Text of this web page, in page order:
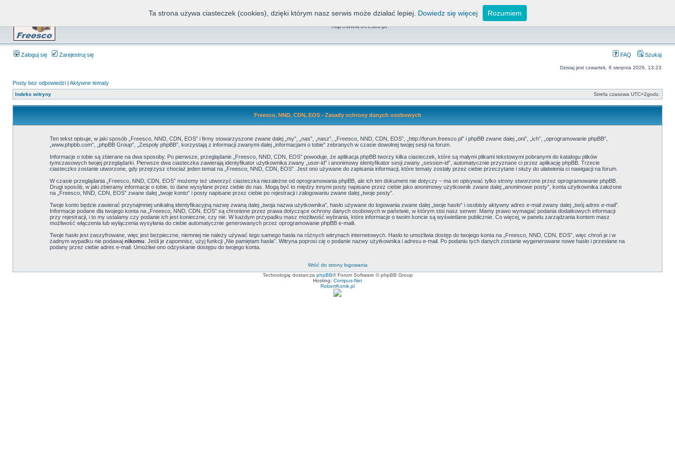
Freesco, NND, CDN, EOS
http://www.freesco.pl
Zaloguj się Zarejestruj się FAQ Szukaj
Dzisiaj jest czwartek, 6 sierpnia 2026, 13:23
Posty bez odpowiedzi | Aktywne tematy
Indeks witryny Strefa czasowa UTC+2godz.
Freesco, NND, CDN, EOS - Zasady ochrony danych osobowych
Ten tekst opisuje, w jaki sposób „Freesco, NND, CDN, EOS” i firmy stowarzyszone zwane dalej „my”, „nas”, „nasz”, „Freesco, NND, CDN, EOS”, „http://forum.freesco.pl” i phpBB zwane dalej „oni”, „ich”, „oprogramowanie phpBB”,
„www.phpbb.com”, „phpBB Group”, „Zespoły phpBB”, korzystają z informacji zwanymi dalej „informacjami o tobie” zebranych w czasie dowolnej twojej sesji na forum.
Informacje o tobie są zbierane na dwa sposoby. Po pierwsze, przeglądanie „Freesco, NND, CDN, EOS” powoduje, że aplikacja phpBB tworzy kilka ciasteczek, które są małymi plikami tekstowymi pobranymi do katalogu plików
tymczasowych twojej przeglądarki. Pierwsze dwa ciasteczka zawierają identyfikator użytkownika zwany „user-id” i anonimowy identyfikator sesji zwany „session-id”, automatycznie przyznane ci przez aplikację phpBB. Trzecie
ciasteczko zostanie utworzone, gdy przejrzysz chociaż jeden temat na „Freesco, NND, CDN, EOS”. Jest ono używane do zapisania informacji, które tematy zostały przez ciebie przeczytane i służy do ułatwienia ci nawigacji na forum.
W czasie przeglądania „Freesco, NND, CDN, EOS” możemy też utworzyć ciasteczka niezależne od oprogramowania phpBB, ale ich ten dokument nie dotyczy – ma on opisywać tylko strony stworzone przez oprogramowanie phpBB.
Drugi sposób, w jaki zbieramy informacje o tobie, to dane wysyłane przez ciebie do nas. Mogą być to między innymi posty napisane przez ciebie jako anonimowy użytkownik zwane dalej „anonimowe posty”, konta użytkownika założone
na „Freesco, NND, CDN, EOS” zwane dalej „twoje konto” i posty napisane przez ciebie po rejestracji i zalogowaniu zwane dalej „twoje posty”.
Twoje konto będzie zawierać przynajmniej unikalną identyfikacyjną nazwę zwaną dalej „twoja nazwa użytkownika”, hasło używane do logowania zwane dalej „twoje hasło” i osobisty aktywny adres e-mail zwany dalej „twój adres e-mail”.
Informacje podane dla twojego konta na „Freesco, NND, CDN, EOS” są chronione przez prawa dotyczące ochrony danych osobowych w państwie, w którym stoi nasz serwer. Mamy prawo wymagać podania dodatkowych informacji
przy rejestracji, i to my ustalamy czy podanie ich jest konieczne, czy nie. W każdym przypadku masz możliwość wybrania, które informacje o twoim koncie są wyświetlane publicznie. Co więcej, w panelu zarządzania kontem masz
możliwość włączenia lub wyłączenia wysyłania do ciebie automatycznie generowanych przez oprogramowanie phpBB e-maili.
Twoje hasło jest zaszyfrowane, więc jest bezpieczne, niemniej nie należy używać tego samego hasła na różnych witrynach internetowych. Hasło to umożliwia dostęp do twojego konta na „Freesco, NND, CDN, EOS”, więc chroń je i w
żadnym wypadku nie podawaj nikomu . Jeśli je zapomnisz, użyj funkcji „Nie pamiętam hasła”. Witryna poprosi cię o podanie nazwy użytkownika i adresu e-mail. Po podaniu tych danych zostanie wygenerowane nowe hasło i przesłane na
podany przez ciebie adres e-mail. Umożliwi ono odzyskanie dostępu do twojego konta.
Wróć do strony logowania
Technologię dostarcza phpBB® Forum Software © phpBB Group
Hosting: Compus-Net
RobertKonik.pl
Ta strona używa ciasteczek (cookies), dzięki którym nasz serwis może działać lepiej. Dowiedz się więcej Rozumiem